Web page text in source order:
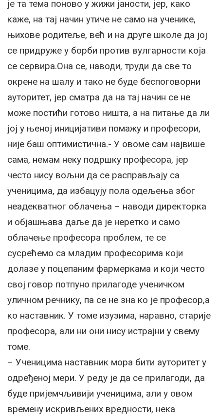
је та тема поново у жижи јаности, јер, како
каже, на тај начин утиче не само на ученике,
њихове родитеље, већ и на друге школе да јој
се придруже у борби против вулгарности која
се сервира.Она се, наводи, труди да све то
окрене на шалу и тако не буде беспоговорни
ауторитет, јер сматра да на тај начин се не
може постићи готово ништа, а на питање да ли
јој у њеној иницијативи помажу и професори,
није баш оптимистична.- У овоме сам највише
сама, немам неку подршку професора, јер
често нису вољни да се расправљају са
ученицима, да избацују пола одељења због
неадекватног облачења – наводи директорка
и објашњава даље да је неретко и само
облачење професора проблем, те се
сусрећемо са младим професорима који
долазе у поцепаним фармеркама и који често
свој говор потпуно прилагоде ученичком
уличном речнику, па се не зна ко је професор,а
ко наставник. У томе изузима, наравно, старије
професора, али ни они нису истрајни у свему
томе.
– Ученицима наставник мора бити ауторитет у
одређеној мери. У реду је да се прилагоди, да
буде пријемчљивији ученицима, али у овом
времену искривљених вредности, нека